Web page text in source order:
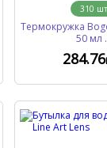
310 шт
Термокружка
50 мл
284.76